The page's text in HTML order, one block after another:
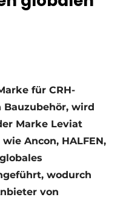
für CRH-
wird
Marke Leviat
Ancon, HALFEN,
wodurch
von